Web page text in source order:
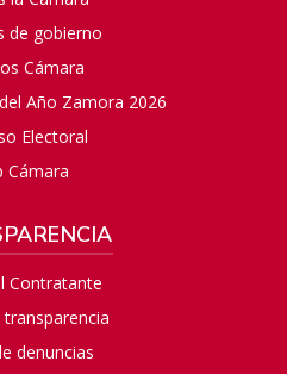
de gobierno
Cámara
Año Zamora 2026
Electoral
Cámara
Contratante
denuncias